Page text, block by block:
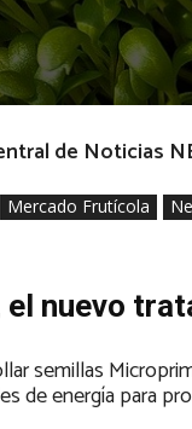
de Noticias
Mercado Frutícola
nuevo
semillas
de energía para